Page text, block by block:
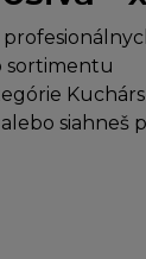
sortimentu
siahneš